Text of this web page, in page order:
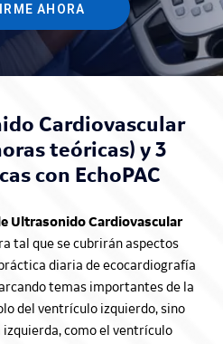
AHORA
Cardiovascular
teóricas) y 3
con EchoPAC
Ultrasonido Cardiovascular
tal que se cubrirán aspectos
diaria de ecocardiografía
temas importantes de la
del ventrículo izquierdo, sino
como el ventrículo